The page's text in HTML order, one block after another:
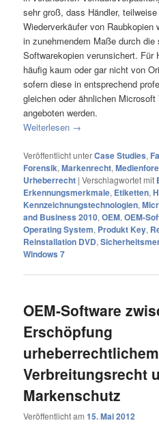
sehr groß, dass Händler,
Wiederverkäufer von Raubkopien
in zunehmendem Maße durch
Softwarekopien verunsichert. Für
häufig kaum oder gar nicht von
sofern diese in entsprechend
gleichen oder ähnlichen
angeboten werden.
Weiterlesen →
Veröffentlicht unterCase Studies,
Forensik,Markenrecht,
Urheberrecht |Verschlagwortet mit
Erkennungsmerkmale, Etiketten,
Kennzeichnungstechnologien,
and Business 2010,OEM,OEM-
Operating System, Produkt Key,
Reinstallation DVD,
Windows 7
OEM-Software
Erschöpfung
urheberrechtlichem
Verbreitungsrecht
Markenschutz
Veröffentlicht am15. Mai 2012